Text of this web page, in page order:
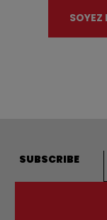
SOYEZ
SUBSCRIBE